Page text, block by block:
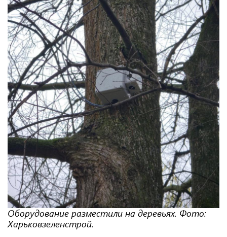
Оборудование разместили на деревьях. Фото:
Харьковзеленстрой.